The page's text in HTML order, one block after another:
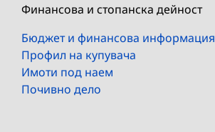
Финансова и стопанска дейност
Бюджет и финансова информация
Профил на купувача
Имоти под наем
Почивно дело